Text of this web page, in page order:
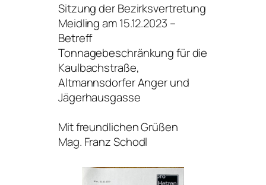
Sitzung der Bezirksvertretung
Meidling am 15.12.2023 –
Betreff
Tonnagebeschränkung für die
Kaulbachstraße,
Altmannsdorfer Anger und
Jägerhausgasse
Mit freundlichen Grüßen
Mag. Franz Schodl